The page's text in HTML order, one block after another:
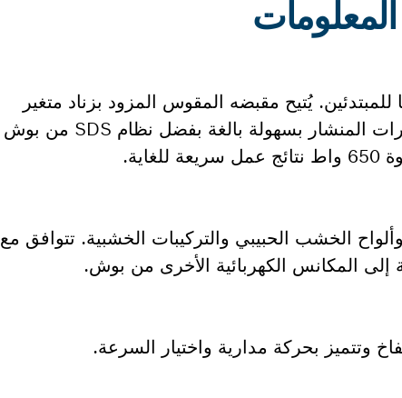
يُتيح مقبضه المقوس المزود بزناد متغير
السرعة إنجاز الأعمال اليومية بثبات كبير. يمكن تغيير شفرات المنشار بسهولة بالغة بفضل نظام SDS من بوش
الخشب الحبيبي والتركيبات الخشبية. تتوافق مع
وتتميز بحركة مدارية واختيار السرعة.